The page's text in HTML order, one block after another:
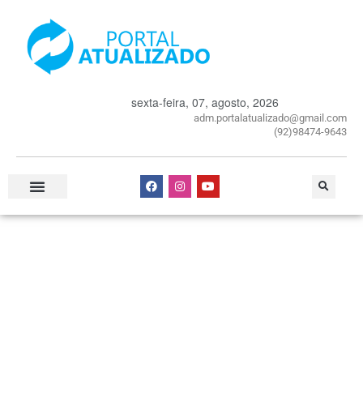
sexta-feira, 07, agosto, 2026
adm.portalatualizado@gmail.com
(92)98474-9643